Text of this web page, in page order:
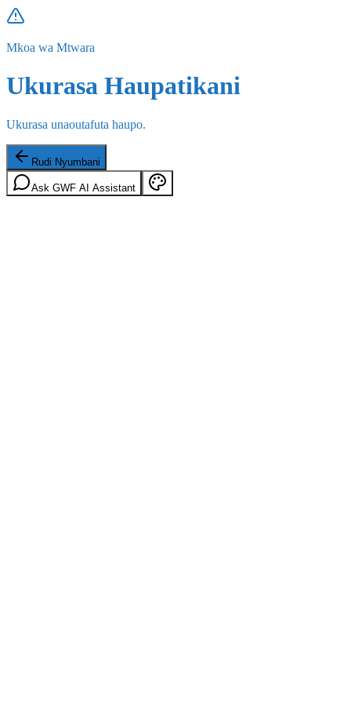
Mkoa wa Mtwara
Ukurasa Haupatikani
Ukurasa unaoutafuta haupo.
Rudi Nyumbani
Ask GWF AI Assistant